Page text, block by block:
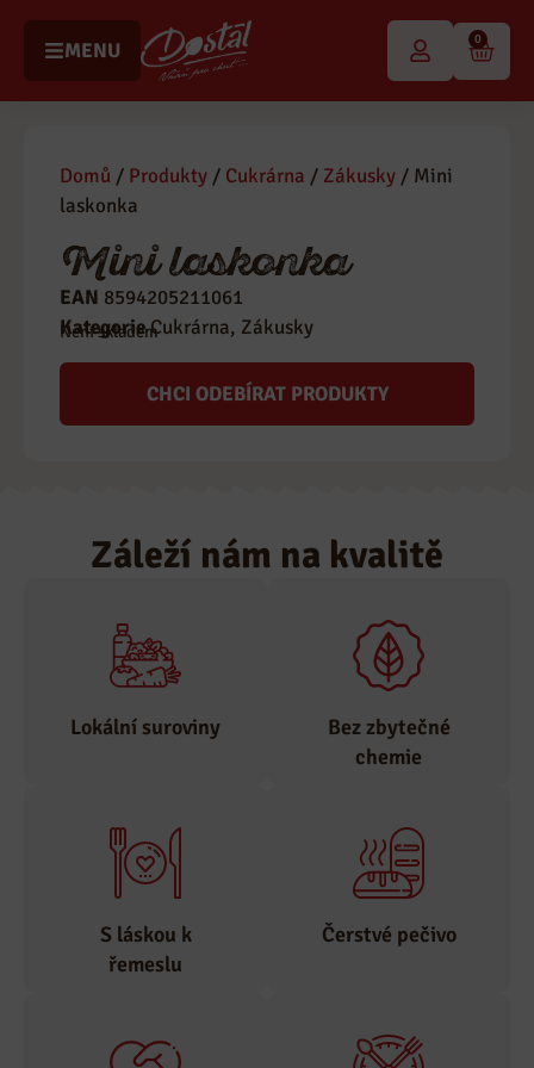
MENU 0
Domů / Produkty / Cukrárna / Zákusky / Mini
laskonka
Mini laskonka
EAN 8594205211061
KategorieCukrárna, Zákusky
Není skladem
CHCI ODEBÍRAT PRODUKTY
Záleží nám na kvalitě
Lokální suroviny
Suroviny odebíráme
pouze od
prověřených
dodavatelů.
Bez zbytečné
chemie
Zastáváme tradiční
výrobu, bez
S láskou k
řemeslu
Věříme, že bez lásky
Čerstvé pečivo
Kvalitní pečivo